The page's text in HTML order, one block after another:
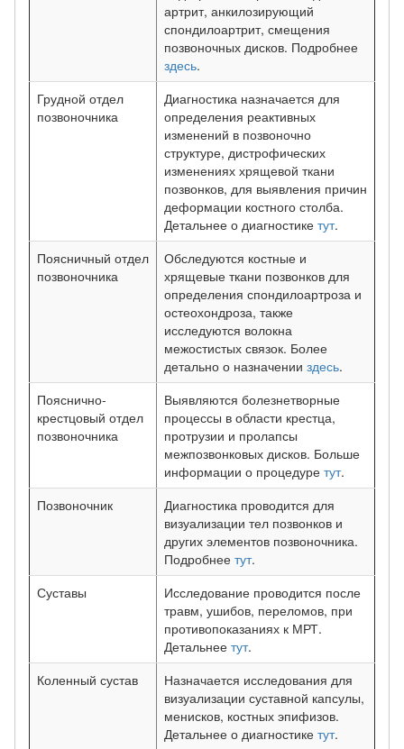
артрит, анкилозирующий
спондилоартрит, смещения
позвоночных дисков. Подробнее
здесь.
Грудной отдел
позвоночника
Диагностика назначается для
определения реактивных
изменений в позвоночно
структуре, дистрофических
изменениях хрящевой ткани
позвонков, для выявления причин
деформации костного столба.
Детальнее о диагностике тут.
Поясничный отдел
позвоночника
Обследуются костные и
хрящевые ткани позвонков для
определения спондилоартроза и
остеохондроза, также
исследуются волокна
межостистых связок. Более
детально о назначении здесь.
Пояснично-
крестцовый отдел
позвоночника
Выявляются болезнетворные
процессы в области крестца,
протрузии и пролапсы
межпозвонковых дисков. Больше
информации о процедуре тут.
Позвоночник
Диагностика проводится для
визуализации тел позвонков и
других элементов позвоночника.
Подробнее тут.
Суставы
Исследование проводится после
травм, ушибов, переломов, при
противопоказаниях к МРТ.
Детальнее тут.
Коленный сустав
Назначается исследования для
визуализации суставной капсулы,
менисков, костных эпифизов.
Детальнее о диагностике тут.